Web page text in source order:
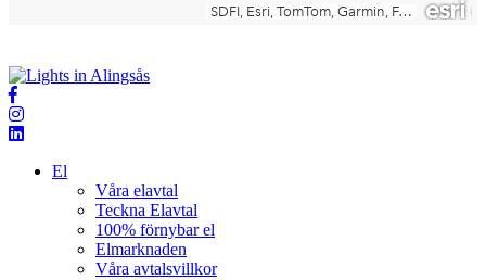
El
Våra elavtal
Teckna Elavtal
100% förnybar el
Elmarknaden
Våra avtalsvillkor